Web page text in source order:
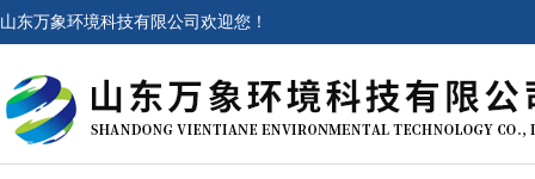
山东万象环境科技有限公司欢迎您！